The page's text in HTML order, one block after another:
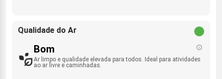
Qualidade do Ar
Bom
Ar limpo e qualidade elevada para todos. Ideal para atividades
ao ar livre e caminhadas.